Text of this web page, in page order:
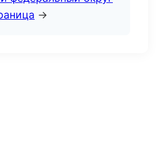
→